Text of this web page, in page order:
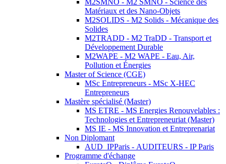
M2SMNO - M2 SMNO - Science des
Matériaux et des Nano-Objets
M2SOLIDS - M2 Solids - Mécanique des
Solides
M2TRADD - M2 TraDD - Transport et
Développement Durable
M2WAPE - M2 WAPE - Eau, Air,
Pollution et Énergies
Master of Science (CGE)
MSc Entrepreneurs - MSc X-HEC
Entrepreneurs
Mastère spécialisé (Master)
MS ETRE - MS Energies Renouvelables :
Technologies et Entrepreneuriat (Master)
MS IE - MS Innovation et Entreprenariat
Non Diplomant
AUD_IPParis - AUDITEURS - IP Paris
Programme d'échange